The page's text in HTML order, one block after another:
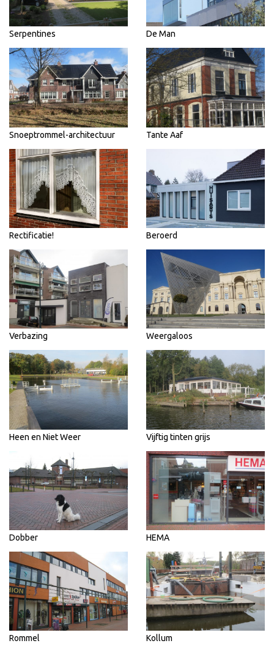
Serpentines De Man
Snoeptrommel-architectuur Tante Aaf
Rectificatie! Beroerd
Verbazing Weergaloos
Heen en Niet Weer Vijftig tinten grijs
Dobber HEMA
Rommel Kollum